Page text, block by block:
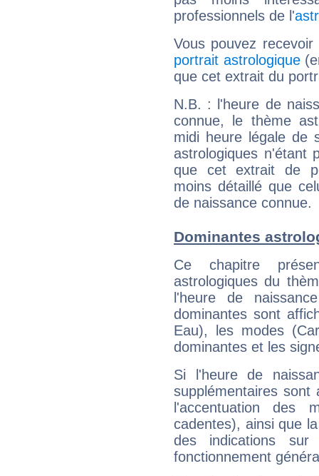
professionnels de l'
Vous pouvez
portrait astrologique
que cet extrait du
N.B. : l'heure de
connue, le thème
midi heure légale de
astrologiques n'étant
que cet extrait de
moins détaillé que
de naissance connue.
Dominantes
Ce chapitre
astrologiques du
l'heure de
dominantes sont
Eau), les modes
dominantes et les
Si l'heure de
supplémentaires sont
l'accentuation des
cadentes), ainsi que
des indications sur
fonctionnement